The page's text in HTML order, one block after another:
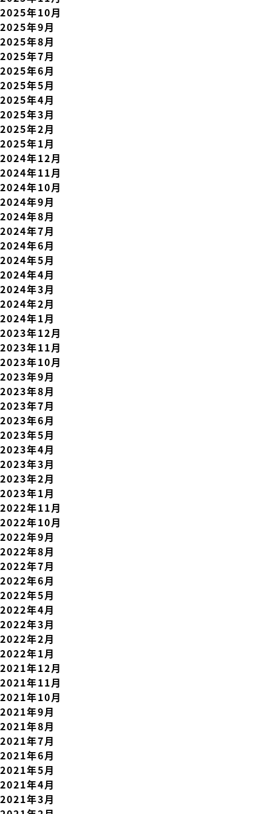
2025年10月
2025年9月
2025年8月
2025年7月
2025年6月
2025年5月
2025年4月
2025年3月
2025年2月
2025年1月
2024年12月
2024年11月
2024年10月
2024年9月
2024年8月
2024年7月
2024年6月
2024年5月
2024年4月
2024年3月
2024年2月
2024年1月
2023年12月
2023年11月
2023年10月
2023年9月
2023年8月
2023年7月
2023年6月
2023年5月
2023年4月
2023年3月
2023年2月
2023年1月
2022年11月
2022年10月
2022年9月
2022年8月
2022年7月
2022年6月
2022年5月
2022年4月
2022年3月
2022年2月
2022年1月
2021年12月
2021年11月
2021年10月
2021年9月
2021年8月
2021年7月
2021年6月
2021年5月
2021年4月
2021年3月